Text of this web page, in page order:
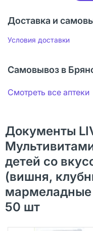
Доставка и
Условия доставки
Самовывоз в
Смотреть все аптеки
Документы
детей со
(вишня,
мармеладные
50 шт